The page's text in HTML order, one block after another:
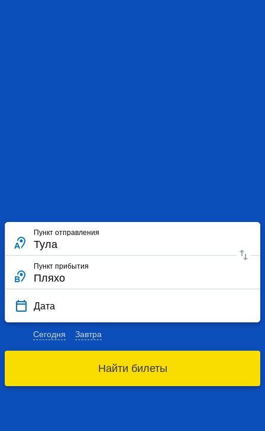
Пункт отправления
Пункт прибытия
Дата
Сегодня Завтра
Найти билеты